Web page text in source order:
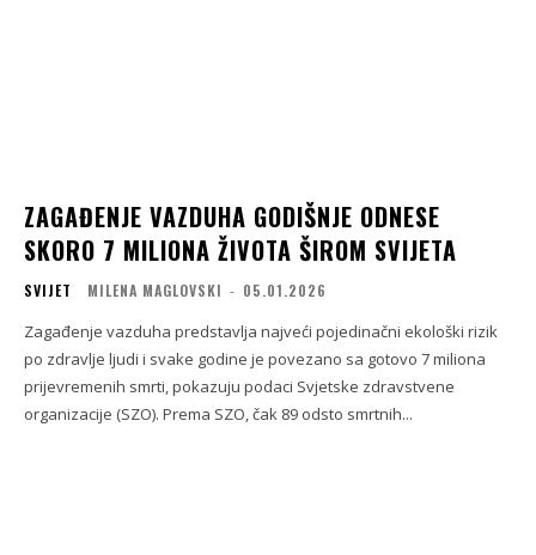
ZAGAĐENJE VAZDUHA GODIŠNJE ODNESE
SKORO 7 MILIONA ŽIVOTA ŠIROM SVIJETA
SVIJET MILENA MAGLOVSKI - 05.01.2026
Zagađenje vazduha predstavlja najveći pojedinačni ekološki rizik
po zdravlje ljudi i svake godine je povezano sa gotovo 7 miliona
prijevremenih smrti, pokazuju podaci Svjetske zdravstvene
organizacije (SZO). Prema SZO, čak 89 odsto smrtnih...